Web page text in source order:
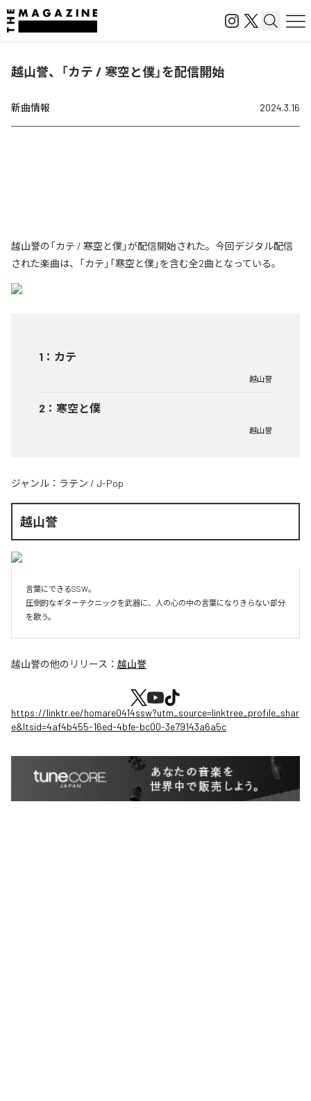
越山誉、「カテ / 寒空と僕」を配信開始
新曲情報 2024.3.16
越山誉の「カテ / 寒空と僕」が配信開始された。今回デジタル配信
された楽曲は、「カテ」「寒空と僕」を含む全2曲となっている。
1 ： カテ
越山誉
2 ： 寒空と僕
越山誉
ジャンル： ラテン / J-Pop
越山誉
言葉にできるSSW。
圧倒的なギターテクニックを武器に、人の心の中の言葉になりきらない部分
を歌う。
越山誉の他のリリース： 越山誉
https://linktr.ee/homare0414ssw?utm_source=linktree_profile_shar
e&ltsid=4af4b455-16ed-4bfe-bc00-3e79143a6a5c